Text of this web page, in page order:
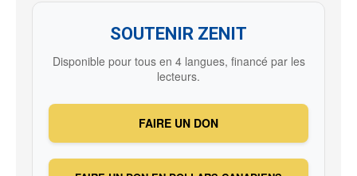
SOUTENIR ZENIT
Disponible pour tous en 4 langues, financé par les
lecteurs.
FAIRE UN DON